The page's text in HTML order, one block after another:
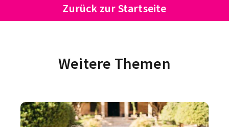
Zurück zur Startseite
Weitere Themen